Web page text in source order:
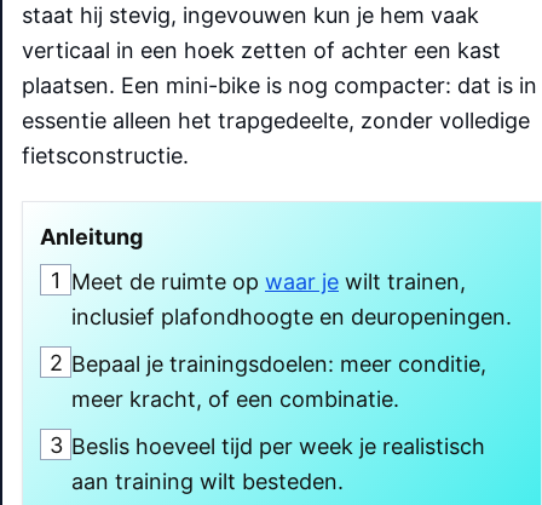
staat hij stevig, ingevouwen kun je hem vaak
verticaal in een hoek zetten of achter een kast
plaatsen. Een mini-bike is nog compacter: dat is in
essentie alleen het trapgedeelte, zonder volledige
fietsconstructie.
Anleitung
1 Meet de ruimte op waar je wilt trainen,
inclusief plafondhoogte en deuropeningen.
2 Bepaal je trainingsdoelen: meer conditie,
meer kracht, of een combinatie.
3 Beslis hoeveel tijd per week je realistisch
aan training wilt besteden.